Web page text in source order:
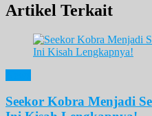
Artikel Terkait
Seekor Kobra Menjadi